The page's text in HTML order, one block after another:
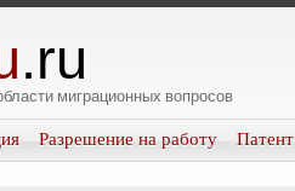
.ru
миграционных вопросов
Разрешение на работу Патент